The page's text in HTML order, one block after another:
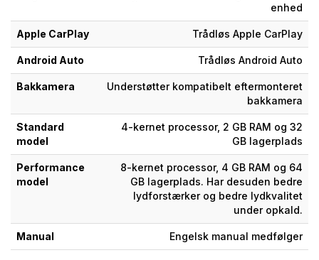
enhed
Apple CarPlay Trådløs Apple CarPlay
Android Auto Trådløs Android Auto
Bakkamera
Understøtter kompatibelt eftermonteret
bakkamera
Standard
model
4-kernet processor, 2 GB RAM og 32
GB lagerplads
Performance
model
8-kernet processor, 4 GB RAM og 64
GB lagerplads. Har desuden bedre
lydforstærker og bedre lydkvalitet
under opkald.
Manual Engelsk manual medfølger